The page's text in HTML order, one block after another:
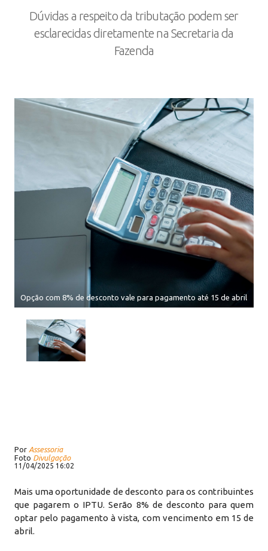
Dúvidas a respeito da tributação podem ser
esclarecidas diretamente na Secretaria da
Fazenda
Opção com 8% de desconto vale para pagamento até 15 de abril
Por Assessoria
Foto Divulgação
11/04/2025 16:02
Mais uma oportunidade de desconto para os contribuintes
que pagarem o IPTU. Serão 8% de desconto para quem
optar pelo pagamento à vista, com vencimento em 15 de
abril.